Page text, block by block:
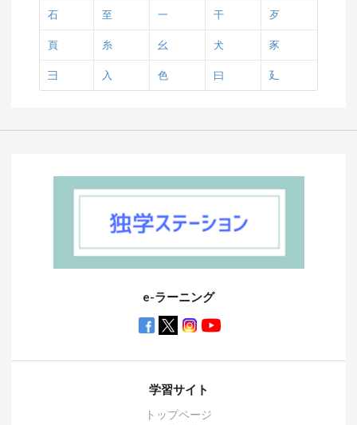
石 至 一 干 歹
頁 糸 幺 犬 豕
彐 入 色 曰 廴
e-ラーニング
学習サイト
トップページ